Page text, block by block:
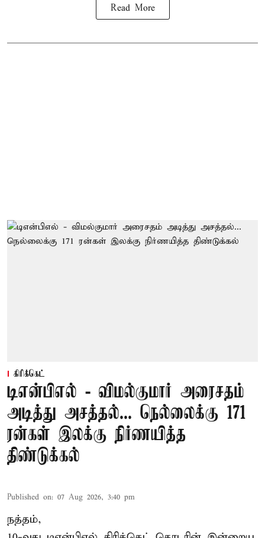
Read More
கிரிக்கெட்
டிஎன்பிஎல் - விமல்குமார் அரைசதம்
அடித்து அசத்தல்... நெல்லைக்கு 171
ரன்கள் இலக்கு நிர்ணயித்த
திண்டுக்கல்
Published on: 07 Aug 2026, 3:40 pm
நத்தம்,